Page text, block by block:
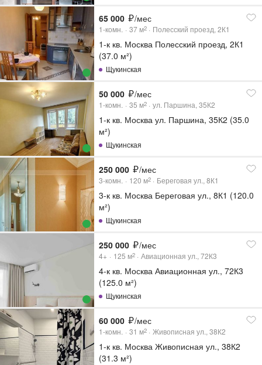
65 000 /мес
1-комн. 37 м2 Полесский проезд, 2К1
1-к кв. Москва Полесский проезд, 2К1
(37.0 м²)
Щукинская
50 000 /мес
1-комн. 35 м2 ул. Паршина, 35К2
1-к кв. Москва ул. Паршина, 35К2 (35.0
м²)
Щукинская
250 000 /мес
3-комн. 120 м2 Береговая ул., 8К1
3-к кв. Москва Береговая ул., 8К1 (120.0
м²)
Щукинская
250 000 /мес
4+ 125 м2 Авиационная ул., 72К3
4-к кв. Москва Авиационная ул., 72К3
(125.0 м²)
Щукинская
60 000 /мес
1-комн. 31 м2 Живописная ул., 38К2
1-к кв. Москва Живописная ул., 38К2
(31.3 м²)